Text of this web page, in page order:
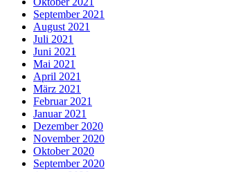
September 2021
August 2021
Juli 2021
Juni 2021
Mai 2021
April 2021
März 2021
Februar 2021
Januar 2021
Dezember 2020
November 2020
Oktober 2020
September 2020